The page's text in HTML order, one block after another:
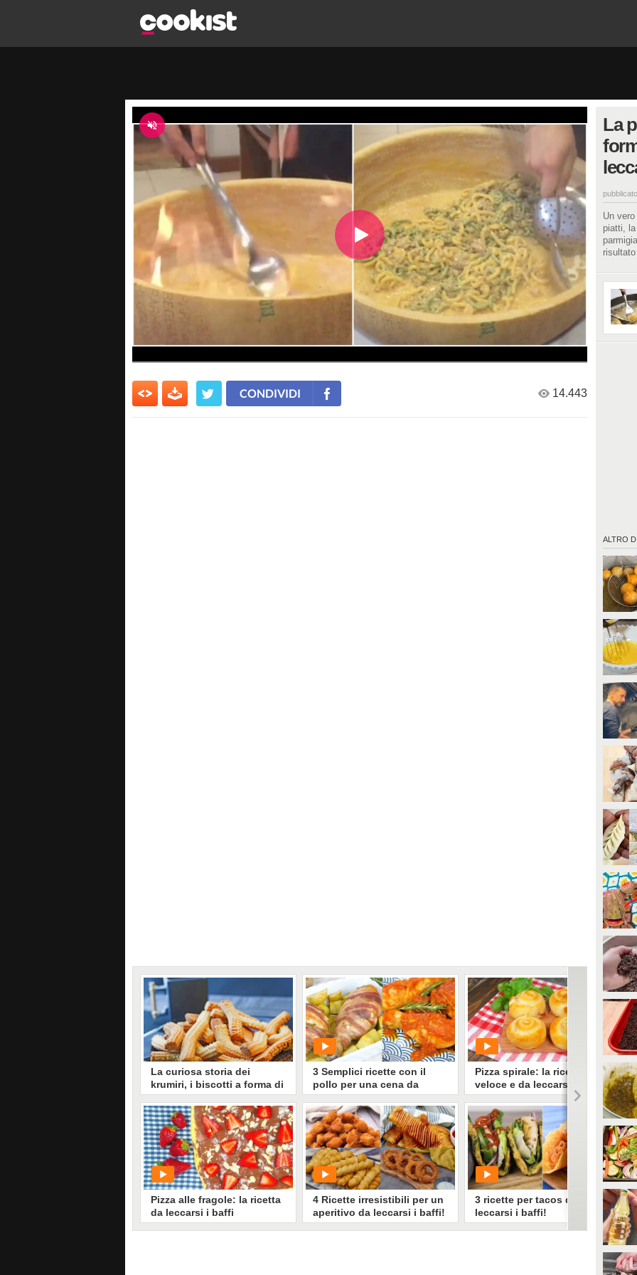
La
Un
piatti,
ALTRO DI
CONDIVIDI 14.443
La curiosa storia dei
krumiri, i biscotti a forma di
baffi del Re
Si dice che la forma curva dei
biscotti fosse ispirata ai baffi a
manubrio che avevano reso
iconico Vittorio Emanuele II. Ecco
la storia dei krumiri, i biscotti di
Casale Monferrato
Pizza alle fragole: la ricetta
da leccarsi i baffi
3 Semplici ricette con il
pollo per una cena da
leccarsi i baffi!
PLAY
351• diMigliori idee in cucina
4 Ricette irresistibili per un
aperitivo da leccarsi i baffi!
Pizza spirale: la ricetta
veloce e da leccarsi i baffi
PLAY
114483• diCose di Casa
3 ricette per tacos da
leccarsi i baffi!